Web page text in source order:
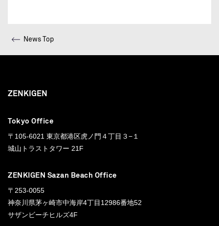
News Top
ZENKIGEN
Tokyo Office
〒105-6021 東京都港区虎ノ門４丁目３−１
城山トラストタワー 21F
ZENKIGEN Sazan Beach Office
〒253-0055
神奈川県茅ヶ崎市中海岸4丁目12986番地52
サザンビーチヒルズ4F